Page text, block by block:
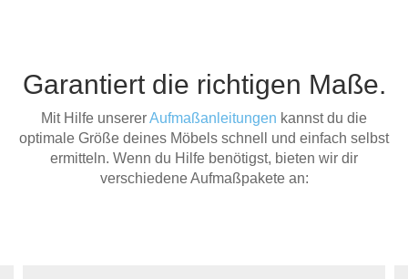
Garantiert die richtigen Maße.
Mit Hilfe unsererAufmaßanleitungen kannst du die
optimale Größe deines Möbels schnell und einfach selbst
ermitteln. Wenn du Hilfe benötigst, bieten wir dir
verschiedene Aufmaßpakete an: